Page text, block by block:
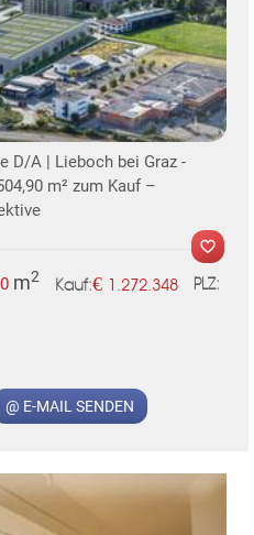
KLIS
D/A | Lieboch bei Graz -
m² zum Kauf –
m2 Kauf:€ 1.272.348 PLZ:
@ E-MAIL SENDEN